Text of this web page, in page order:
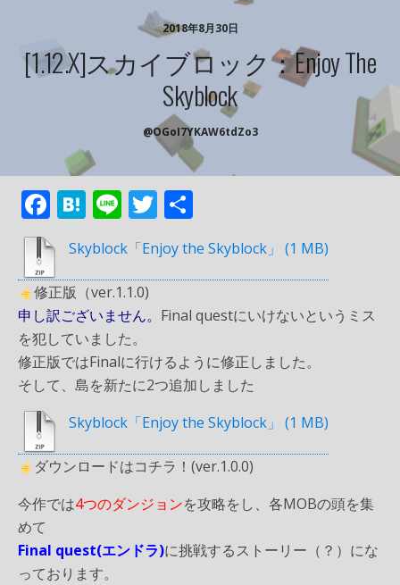
2018年8月30日
[1.12.x]スカイブロック：Enjoy The
Skyblock
@oGoI7YKAW6tdZo3
F
ac
e
b
o
o
k
H
at
e
n
a
Li
n
e
T
w
itt
er
有
Skyblock「Enjoy the Skyblock」
修正版（ver.1.1.0)
申し訳ございません。 Final questにいけないというミス
を犯していました。
修正版ではFinalに行けるように修正しました。
そして、島を新たに2つ追加しました
Skyblock「Enjoy the Skyblock」
ダウンロードはコチラ！(ver.1.0.0)
今作では4つのダンジョンを攻略をし、各MOBの頭を集
めて
Final quest(エンドラ)に挑戦するストーリー（？）にな
っております。